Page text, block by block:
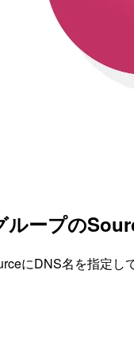
ープの
にDNS名を指定し